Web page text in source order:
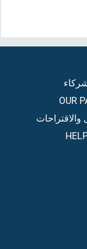
OUR
والاقتراحات